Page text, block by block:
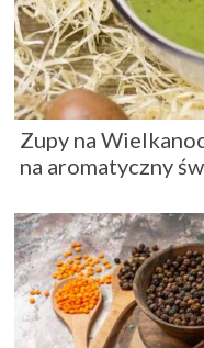
Zupy na
na aromatyczny